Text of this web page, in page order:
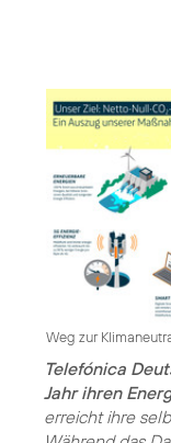
Weg zur
Telefónica
Jahr ihren
erreicht ihre